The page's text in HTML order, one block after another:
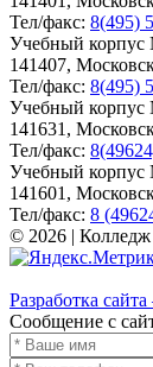
Тел/факс: 8(495)
Учебный
141407,
Тел/факс: 8(495)
Учебный корпус
141631,
Тел/факс:
Учебный
141601,
Тел/факс: 8
© 2026 |
Разработка
Сообщение с